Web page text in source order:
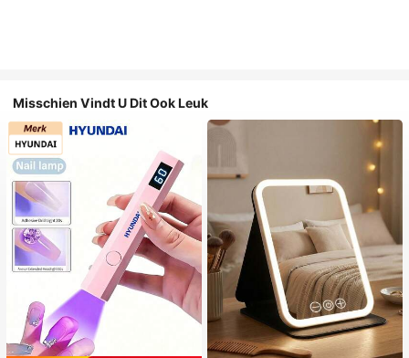
Misschien Vindt U Dit Ook Leuk